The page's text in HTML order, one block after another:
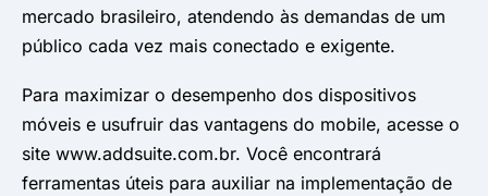
mercado brasileiro, atendendo às demandas de um
público cada vez mais conectado e exigente.
Para maximizar o desempenho dos dispositivos
móveis e usufruir das vantagens do mobile, acesse o
site www.addsuite.com.br. Você encontrará
ferramentas úteis para auxiliar na implementação de